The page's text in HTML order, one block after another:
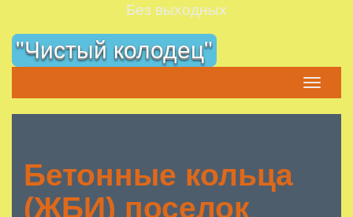
Без выходных
Skip
content
"Чистый колодец"
Toggle
Бетонные кольца
(ЖБИ) поселок